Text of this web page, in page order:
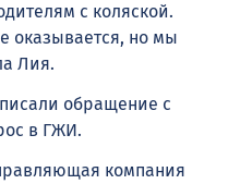
с коляской.
оказывается, но мы
Лия.
обращение с
в ГЖИ.
компания